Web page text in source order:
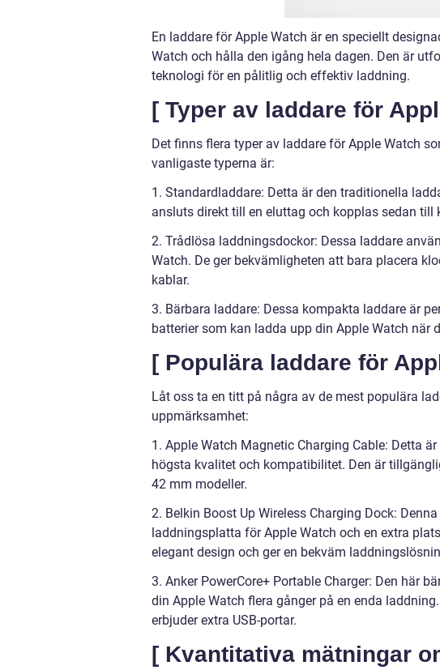
En laddare för Apple Watch är en speciellt
Watch och hålla den igång hela dagen. Den är
teknologi för en pålitlig och effektiv laddning.
[ Typer av laddare för
Det finns flera typer av laddare för Apple Watch
vanligaste typerna är:
1. Standardladdare: Detta är den traditionella
ansluts direkt till en eluttag och kopplas sedan
2. Trådlösa laddningsdockor: Dessa laddare
Watch. De ger bekvämligheten att bara placera
kablar.
3. Bärbara laddare: Dessa kompakta laddare är
batterier som kan ladda upp din Apple Watch när
[ Populära laddare för
Låt oss ta en titt på några av de mest populära
uppmärksamhet:
1. Apple Watch Magnetic Charging Cable: Detta
högsta kvalitet och kompatibilitet. Den är
42 mm modeller.
2. Belkin Boost Up Wireless Charging Dock:
laddningsplatta för Apple Watch och en extra
elegant design och ger en bekväm
3. Anker PowerCore+ Portable Charger: Den här
din Apple Watch flera gånger på en enda
erbjuder extra USB-portar.
[ Kvantitativa mätningar